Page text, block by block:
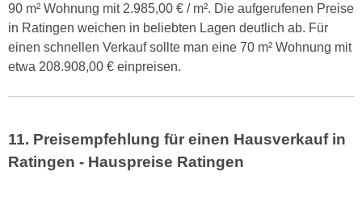
90 m² Wohnung mit 2.985,00 € / m². Die aufgerufenen Preise
in Ratingen weichen in beliebten Lagen deutlich ab. Für
einen schnellen Verkauf sollte man eine 70 m² Wohnung mit
etwa 208.908,00 € einpreisen.
11. Preisempfehlung für einen Hausverkauf in
Ratingen - Hauspreise Ratingen